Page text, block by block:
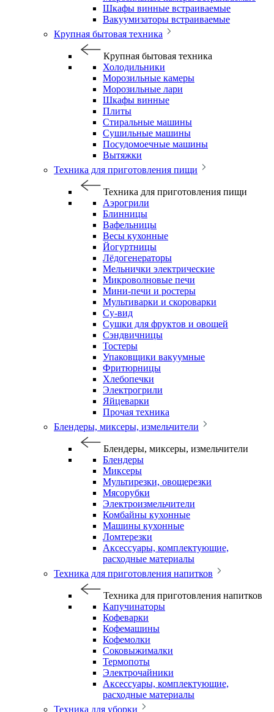
Шкафы винные встраиваемые
Вакуумизаторы встраиваемые
Крупная бытовая техника
Крупная бытовая техника
Холодильники
Морозильные камеры
Морозильные лари
Шкафы винные
Плиты
Стиральные машины
Сушильные машины
Посудомоечные машины
Вытяжки
Техника для приготовления пищи
Техника для приготовления пищи
Аэрогрили
Блинницы
Вафельницы
Весы кухонные
Йогуртницы
Лёдогенераторы
Мельнички электрические
Микроволновые печи
Мини-печи и ростеры
Мультиварки и скороварки
Су-вид
Сушки для фруктов и овощей
Сэндвичницы
Тостеры
Упаковщики вакуумные
Фритюрницы
Хлебопечки
Электрогрили
Яйцеварки
Прочая техника
Блендеры, миксеры, измельчители
Блендеры, миксеры, измельчители
Блендеры
Миксеры
Мультирезки, овощерезки
Мясорубки
Электроизмельчители
Комбайны кухонные
Машины кухонные
Ломтерезки
Аксессуары, комплектующие,
расходные материалы
Техника для приготовления напитков
Техника для приготовления напитков
Капучинаторы
Кофеварки
Кофемашины
Кофемолки
Соковыжималки
Термопоты
Электрочайники
Аксессуары, комплектующие,
расходные материалы
Техника для уборки